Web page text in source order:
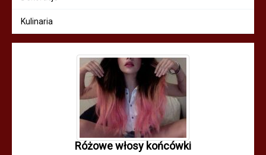
Kulinaria
Różowe włosy końcówki